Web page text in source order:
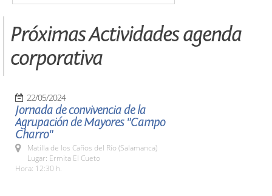
Próximas Actividades agenda
corporativa
22/05/2024
Jornada de convivencia de la
Agrupación de Mayores "Campo
Charro"
Matilla de los Caños del Río (Salamanca)
Lugar: Ermita El Cueto
Hora: 12:30 h.